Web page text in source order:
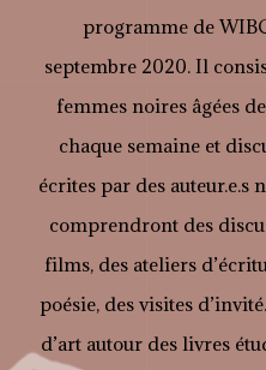
programme de
septembre 2020. Il
femmes noires âgées
chaque semaine et
écrites par des auteur.e.s
comprendront des
films, des ateliers
poésie, des visites
d’art autour des livres